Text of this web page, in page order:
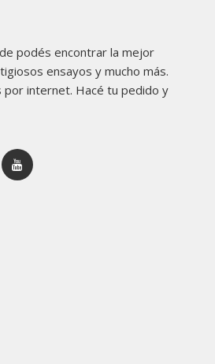
podés encontrar la mejor
ensayos y mucho más.
por internet. Hacé tu pedido y